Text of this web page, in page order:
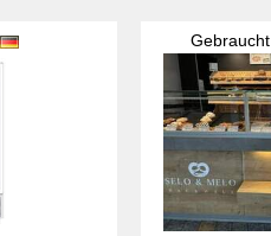
Gebraucht